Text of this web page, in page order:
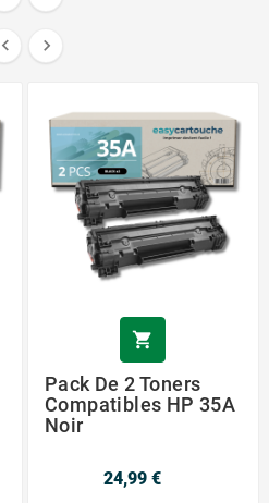
 

Pack De 2 Toners
Compatibles HP 35A
Noir
24,99 €